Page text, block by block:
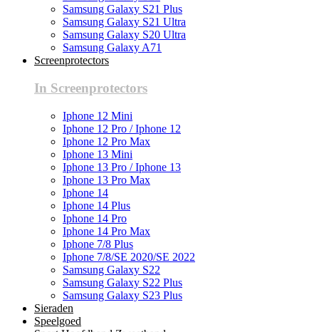
Samsung Galaxy S21 Plus
Samsung Galaxy S21 Ultra
Samsung Galaxy S20 Ultra
Samsung Galaxy A71
Screenprotectors
In Screenprotectors
Iphone 12 Mini
Iphone 12 Pro / Iphone 12
Iphone 12 Pro Max
Iphone 13 Mini
Iphone 13 Pro / Iphone 13
Iphone 13 Pro Max
Iphone 14
Iphone 14 Plus
Iphone 14 Pro
Iphone 14 Pro Max
Iphone 7/8 Plus
Iphone 7/8/SE 2020/SE 2022
Samsung Galaxy S22
Samsung Galaxy S22 Plus
Samsung Galaxy S23 Plus
Sieraden
Speelgoed